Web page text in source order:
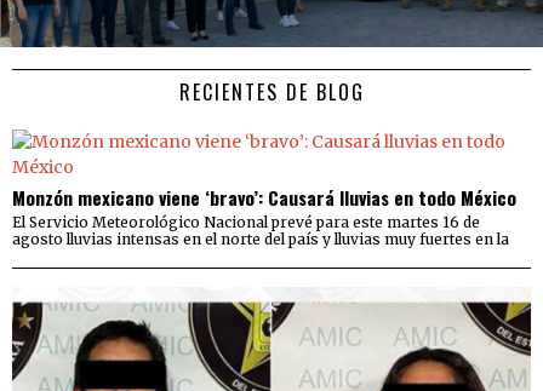
RECIENTES DE BLOG
Monzón mexicano viene ‘bravo’: Causará lluvias en todo México
El Servicio Meteorológico Nacional prevé para este martes 16 de
agosto lluvias intensas en el norte del país y lluvias muy fuertes en la